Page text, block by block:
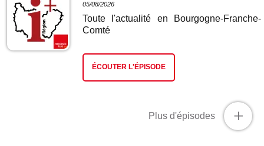
05/08/2026
Toute l'actualité en Bourgogne-Franche-
Comté
ÉCOUTER L'ÉPISODE
+
Plus d'épisodes